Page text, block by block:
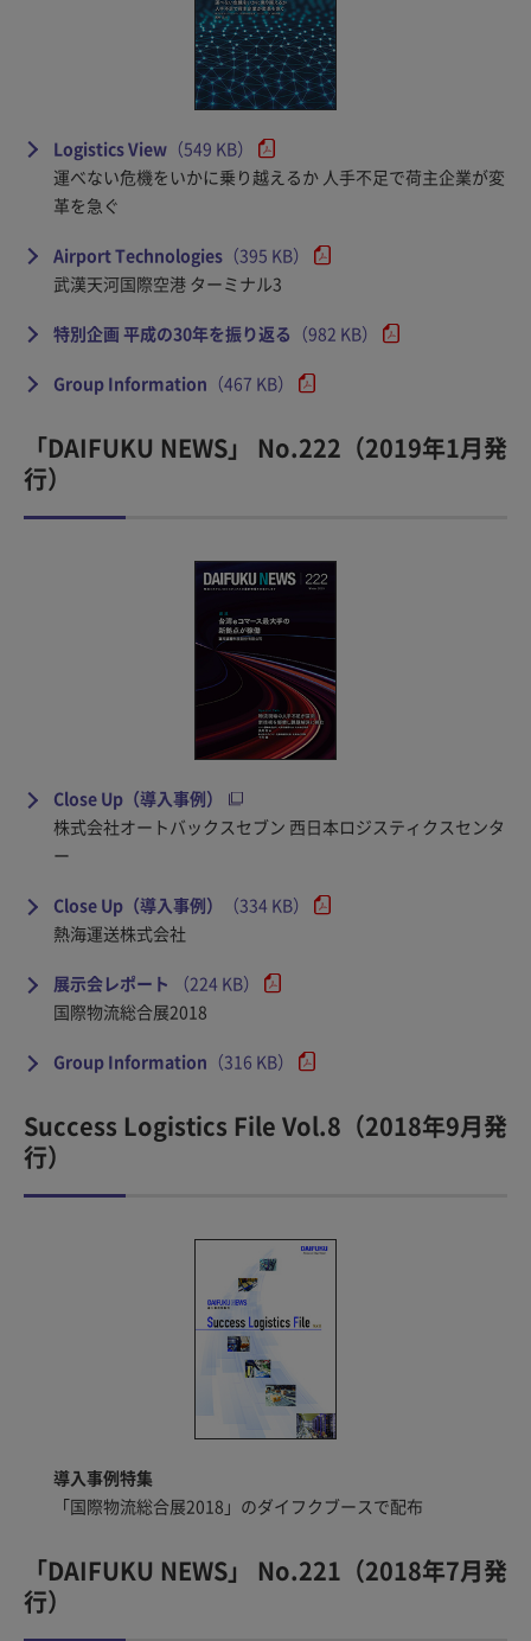
Logistics View （549 KB）
運べない危機をいかに乗り越えるか 人手不足で荷主企業が変
革を急ぐ
Airport Technologies （395 KB）
武漢天河国際空港 ターミナル3
特別企画 平成の30年を振り返る （982 KB）
Group Information （467 KB）
「DAIFUKU NEWS」 No.222（2019年1月発
行）
Close Up（導入事例）
株式会社オートバックスセブン 西日本ロジスティクスセンタ
ー
Close Up（導入事例）
（334 KB）
熱海運送株式会社
展示会レポート
（224 KB）
国際物流総合展2018
Group Information （316 KB）
Success Logistics File Vol.8（2018年9月発
行）
導入事例特集
「国際物流総合展2018」のダイフクブースで配布
「DAIFUKU NEWS」 No.221（2018年7月発
行）